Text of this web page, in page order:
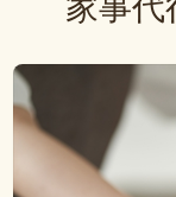
家事代